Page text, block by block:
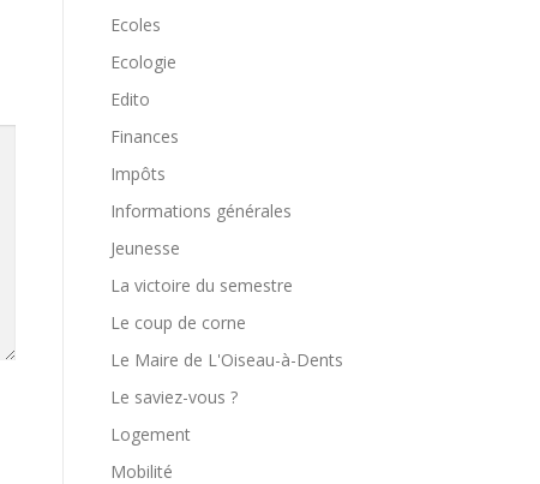
Ecoles
Ecologie
Edito
Finances
Impôts
Informations générales
Jeunesse
La victoire du semestre
Le coup de corne
Le Maire de L'Oiseau-à-Dents
Le saviez-vous ?
Logement
Mobilité